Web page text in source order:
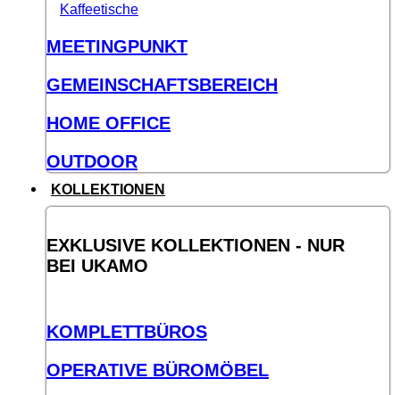
Kaffeetische
MEETINGPUNKT
GEMEINSCHAFTSBEREICH
HOME OFFICE
OUTDOOR
KOLLEKTIONEN
EXKLUSIVE KOLLEKTIONEN - NUR
BEI UKAMO
KOMPLETTBÜROS
OPERATIVE BÜROMÖBEL